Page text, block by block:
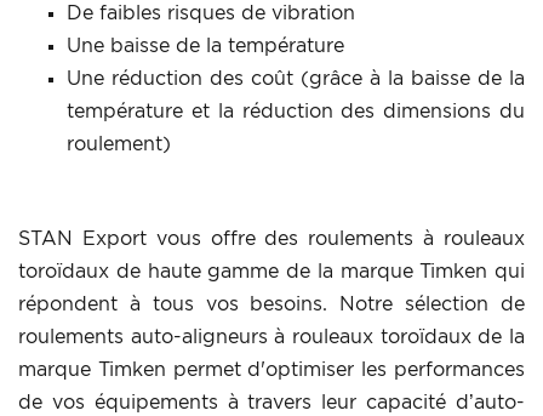
De faibles risques de vibration
Une baisse de la température
Une réduction des coût (grâce à la baisse de la
température et la réduction des dimensions du
roulement)
STAN Export vous offre des roulements à rouleaux
toroïdaux de haute gamme de la marque Timken qui
répondent à tous vos besoins. Notre sélection de
roulements auto-aligneurs à rouleaux toroïdaux de la
marque Timken permet d'optimiser les performances
de vos équipements à travers leur capacité d’auto-